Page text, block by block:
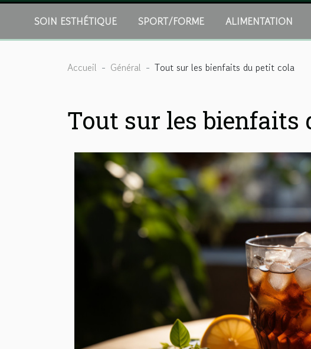
SOIN ESTHÉTIQUE SPORT/FORME ALIMENTATION
Accueil Général Tout sur les bienfaits du petit cola
Tout sur les bienfaits